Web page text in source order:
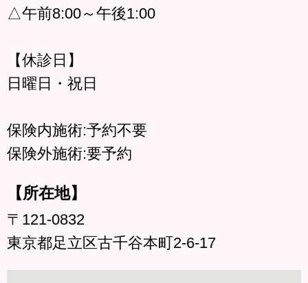
△午前8:00～午後1:00
【休診日】
日曜日・祝日
保険内施術:予約不要
保険外施術:要予約
【所在地】
〒121-0832
東京都足立区古千谷本町2-6-17